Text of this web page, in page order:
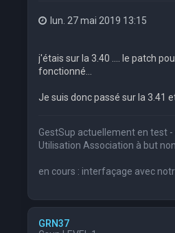
lun. 27 mai 2019 13:15
j'étais sur la 3.40 .... le patch
fonctionné...
Je suis donc passé sur la 3.41
GestSup actuellement en test
Utilisation Association à but
en cours : interfaçage avec
GRN37